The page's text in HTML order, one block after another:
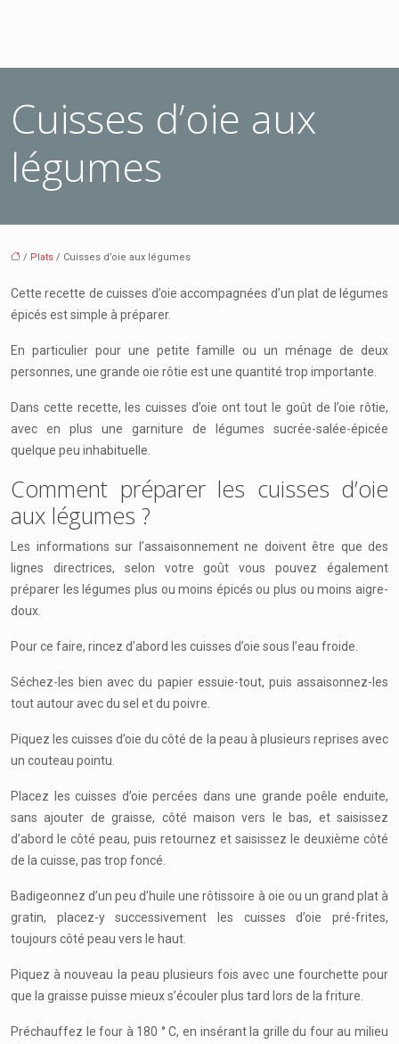
Cuisses d’oie aux
légumes
/ Plats / Cuisses d’oie aux légumes
Cette recette de cuisses d’oie accompagnées d’un plat de légumes
épicés est simple à préparer.
En particulier pour une petite famille ou un ménage de deux
personnes, une grande oie rôtie est une quantité trop importante.
Dans cette recette, les cuisses d’oie ont tout le goût de l’oie rôtie,
avec en plus une garniture de légumes sucrée-salée-épicée
quelque peu inhabituelle.
Comment préparer les cuisses d’oie
aux légumes ?
Les informations sur l’assaisonnement ne doivent être que des
lignes directrices, selon votre goût vous pouvez également
préparer les légumes plus ou moins épicés ou plus ou moins aigre-
doux.
Pour ce faire, rincez d’abord les cuisses d’oie sous l’eau froide.
Séchez-les bien avec du papier essuie-tout, puis assaisonnez-les
tout autour avec du sel et du poivre.
Piquez les cuisses d’oie du côté de la peau à plusieurs reprises avec
un couteau pointu.
Placez les cuisses d’oie percées dans une grande poêle enduite,
sans ajouter de graisse, côté maison vers le bas, et saisissez
d’abord le côté peau, puis retournez et saisissez le deuxième côté
de la cuisse, pas trop foncé.
Badigeonnez d’un peu d’huile une rôtissoire à oie ou un grand plat à
gratin, placez-y successivement les cuisses d’oie pré-frites,
toujours côté peau vers le haut.
Piquez à nouveau la peau plusieurs fois avec une fourchette pour
que la graisse puisse mieux s’écouler plus tard lors de la friture.
Préchauffez le four à 180 ° C, en insérant la grille du four au milieu